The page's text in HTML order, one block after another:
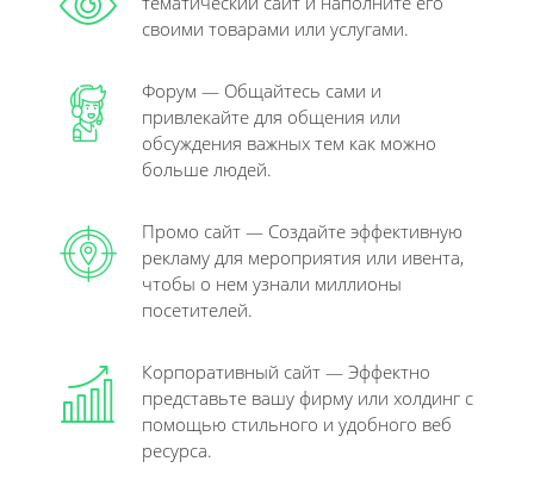
своими товарами или услугами.
Форум — Общайтесь сами и
привлекайте для общения или
обсуждения важных тем как можно
больше людей.
Промо сайт — Создайте эффективную
рекламу для мероприятия или ивента,
чтобы о нем узнали миллионы
посетителей.
Корпоративный сайт — Эффектно
представьте вашу фирму или холдинг с
помощью стильного и удобного веб
ресурса.